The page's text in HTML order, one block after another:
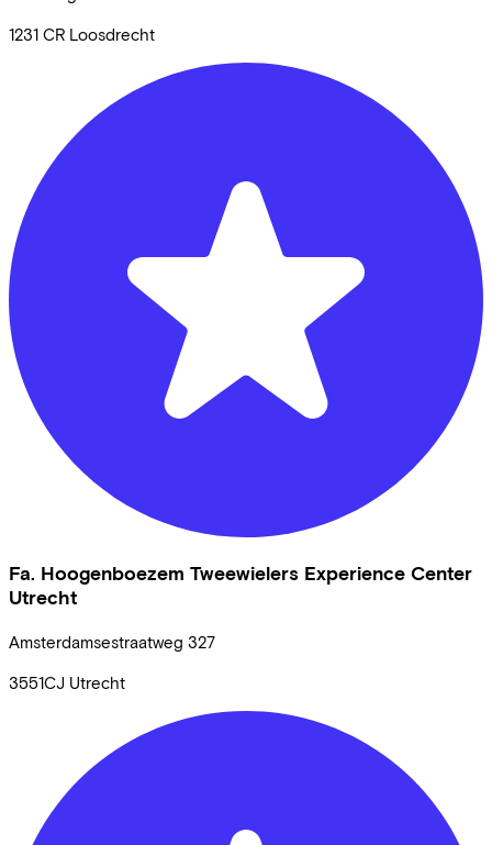
1231 CR Loosdrecht
Fa. Hoogenboezem Tweewielers Experience Center
Utrecht
Amsterdamsestraatweg 327
3551CJ Utrecht